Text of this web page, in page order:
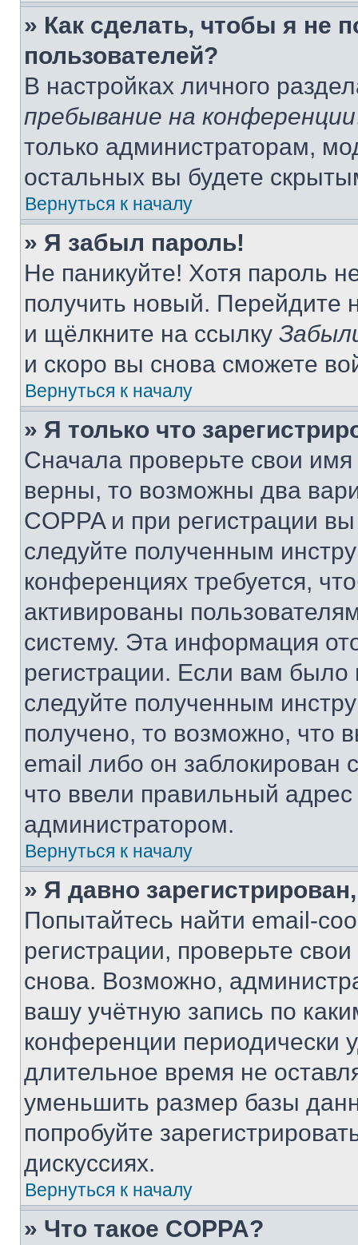
» Как сделать, чтобы я не
пользователей?
В настройках личного
пребывание на конференции
только администраторам,
остальных вы будете
Вернуться к началу
» Я забыл пароль!
Не паникуйте! Хотя пароль
получить новый. Перейдите
и щёлкните на ссылку
и скоро вы снова сможете
Вернуться к началу
» Я только что
Сначала проверьте свои
верны, то возможны два
COPPA и при регистрации
следуйте полученным
конференциях требуется,
активированы
систему. Эта информация
регистрации. Если вам
следуйте полученным
получено, то возможно, что
email либо он
что ввели правильный адрес
администратором.
Вернуться к началу
» Я давно
Попытайтесь найти email-
регистрации, проверьте
снова. Возможно,
вашу учётную запись по
конференции периодически
длительное время не
уменьшить размер базы
попробуйте
дискуссиях.
Вернуться к началу
» Что такое COPPA?